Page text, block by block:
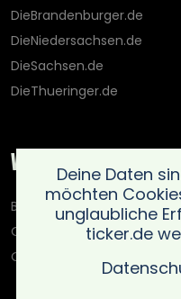
DieBrandenburger.de
DieNiedersachsen.de
DieSachsen.de
DieThueringer.de
Weitere Portale
Blaulicht-Ticker.de
Oberlausitz.holiday
OnlinedatingKompass.de
Deine Daten
möchten
unglaubliche
ticker.de